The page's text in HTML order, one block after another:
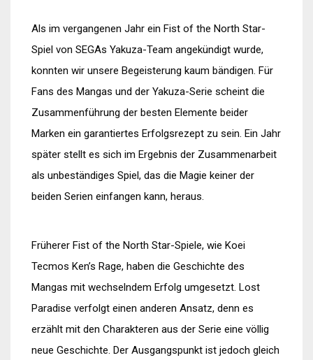
Als im vergangenen Jahr ein Fist of the North Star-
Spiel von SEGAs Yakuza-Team angekündigt wurde,
konnten wir unsere Begeisterung kaum bändigen. Für
Fans des Mangas und der Yakuza-Serie scheint die
Zusammenführung der besten Elemente beider
Marken ein garantiertes Erfolgsrezept zu sein. Ein Jahr
später stellt es sich im Ergebnis der Zusammenarbeit
als unbeständiges Spiel, das die Magie keiner der
beiden Serien einfangen kann, heraus.
Früherer Fist of the North Star-Spiele, wie Koei
Tecmos Ken’s Rage, haben die Geschichte des
Mangas mit wechselndem Erfolg umgesetzt. Lost
Paradise verfolgt einen anderen Ansatz, denn es
erzählt mit den Charakteren aus der Serie eine völlig
neue Geschichte. Der Ausgangspunkt ist jedoch gleich